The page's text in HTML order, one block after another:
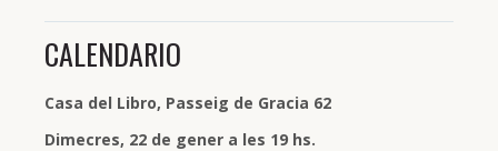
CALENDARIO
Casa del Libro, Passeig de Gracia 62
Dimecres, 22 de gener a les 19 hs.